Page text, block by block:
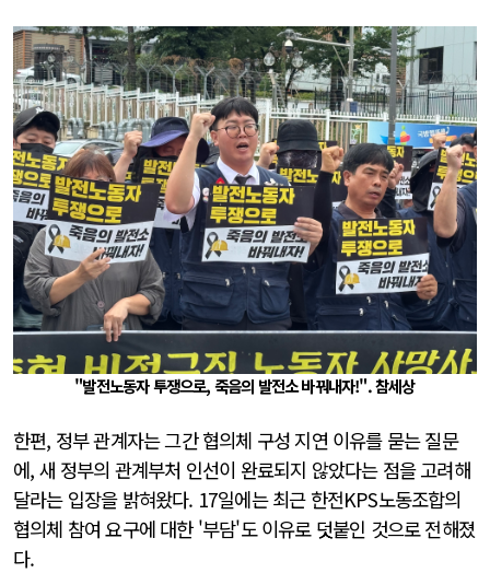
"발전노동자 투쟁으로, 죽음의 발전소 바꿔내자!". 참세상
한편, 정부 관계자는 그간 협의체 구성 지연 이유를 묻는 질문
에, 새 정부의 관계부처 인선이 완료되지 않았다는 점을 고려해
달라는 입장을 밝혀왔다. 17일에는 최근 한전KPS노동조합의
협의체 참여 요구에 대한 '부담'도 이유로 덧붙인 것으로 전해졌
다.